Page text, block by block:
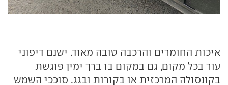
איכות החומרים והרכבה טובה מאוד. ישנם דיפוני
עור בכל מקום, גם במקום בו ברך ימין פוגשת
בקונסולה המרכזית או בקורות ובגג. סוככי השמש